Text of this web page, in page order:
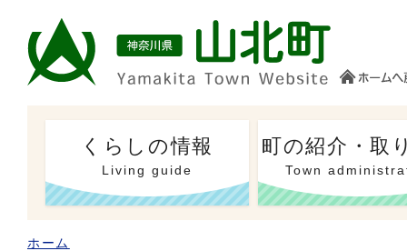
くらしの情報
Living guide
町の紹介・取
Town
ホーム